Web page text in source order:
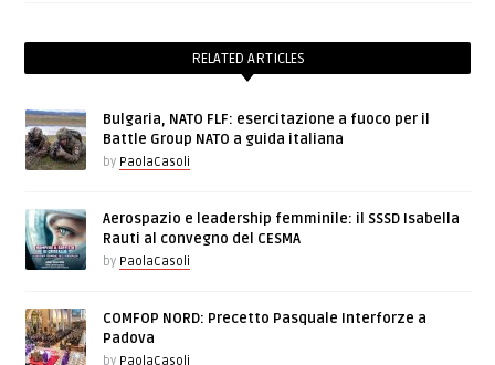
RELATED ARTICLES
Bulgaria, NATO FLF: esercitazione a fuoco per il
Battle Group NATO a guida italiana
by PaolaCasoli
Aerospazio e leadership femminile: il SSSD Isabella
Rauti al convegno del CESMA
by PaolaCasoli
COMFOP NORD: Precetto Pasquale Interforze a
Padova
by PaolaCasoli